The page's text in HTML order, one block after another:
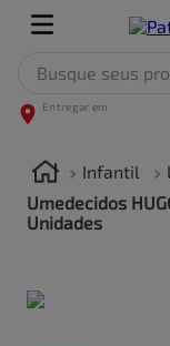
Infantil
Umedecidos
Unidades
TERMOS MAIS
2º
3º
café